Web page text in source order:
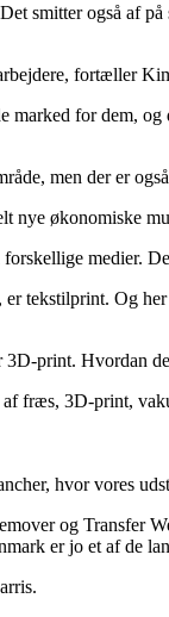
smitter også af
fortæller
for dem,
men der er
nye økonomiske
medier.
tekstilprint. Og
print. Hvordan
fræs, 3D-print,
hvor vores
og Transfer
er jo et af de